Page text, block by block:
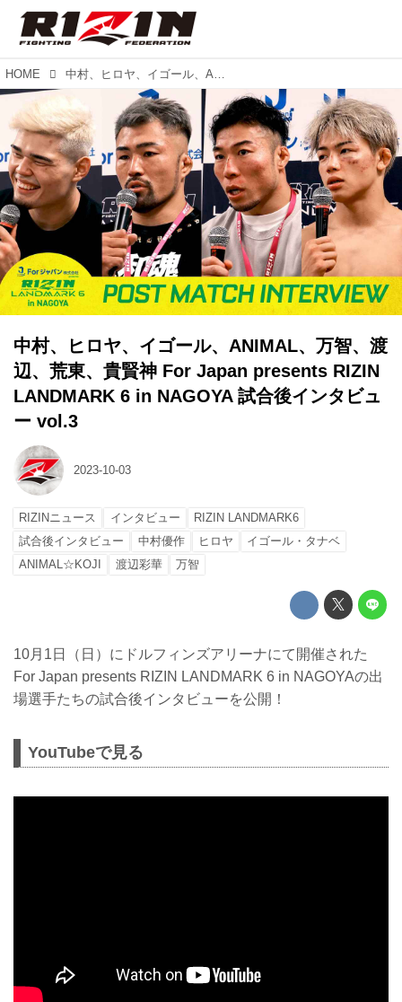
HOME 中村、ヒロヤ、イゴール、ANIMAL、万智、渡辺、荒東、貴賢神 For Japan presents RIZIN LANDMARK 6 in NAGOYA 試合後インタビュー vol.3
中村、ヒロヤ、イゴール、ANIMAL、万智、渡
辺、荒東、貴賢神 For Japan presents RIZIN
LANDMARK 6 in NAGOYA 試合後インタビュ
ー vol.3
2023-10-03
RIZINニュース インタビュー
RIZIN LANDMARK6
試合後インタビュー
中村優作 ヒロヤ
イゴール・タナベ
ANIMAL☆KOJI
渡辺彩華 万智
10月1日（日）にドルフィンズアリーナにて開催された
For Japan presents RIZIN LANDMARK 6 in NAGOYAの出
場選手たちの試合後インタビューを公開！
YouTubeで見る